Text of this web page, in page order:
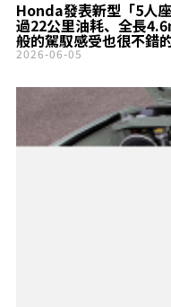
Honda發表新型「5人
過22公里油耗、全長
般的駕馭感受也很不錯
2026-06-05